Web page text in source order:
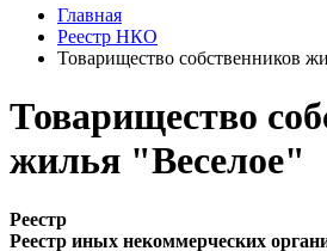
Главная
Реестр НКО
Товарищество собственников
Товарищество
жилья "Веселое"
Реестр
Реестр иных некоммерческих